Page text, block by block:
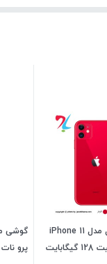
گوشی موبایل اپل مدل iPhone 11
Not Active ظرفیت 128 گیگابایت